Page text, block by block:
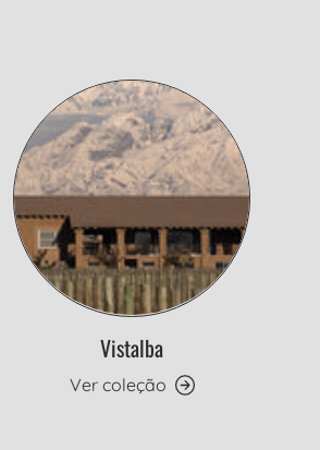
Vistalba
Ver coleção